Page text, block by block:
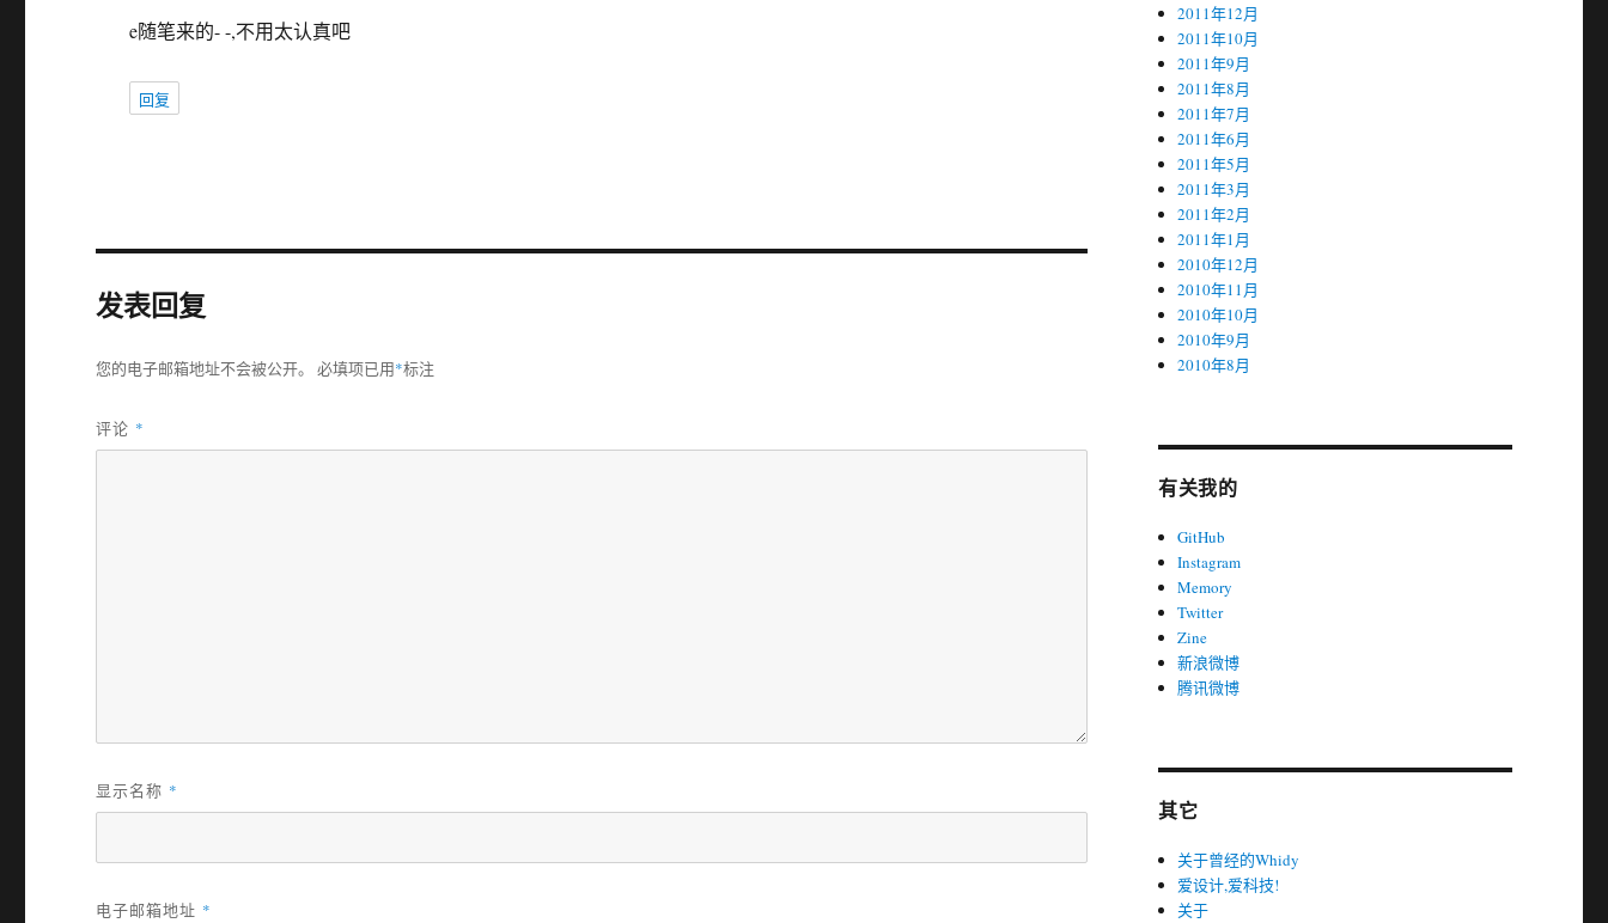
e随笔来的- -,不用太认真吧
回复
发表回复
您的电子邮箱地址不会被公开。 必填项已用*标注
评论 *
显示名称 *
电子邮箱地址 *
2011年12月
2011年10月
2011年9月
2011年8月
2011年7月
2011年6月
2011年5月
2011年3月
2011年2月
2011年1月
2010年12月
2010年11月
2010年10月
2010年9月
2010年8月
有关我的
GitHub
Instagram
Memory
Twitter
Zine
新浪微博
腾讯微博
其它
关于曾经的Whidy
爱设计,爱科技!
关于